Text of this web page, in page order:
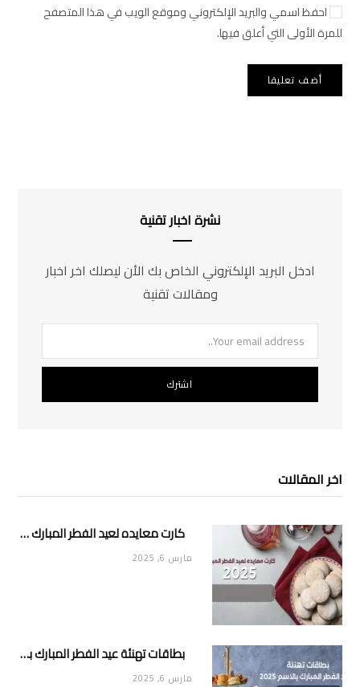
احفظ اسمي والبريد الإلكتروني وموقع الويب في هذا المتصفح
للمرة الأولى التي أعلق فيها.
نشرة اخبار تقنية
ادخل البريد الإلكتروني الخاص بك الأن ليصلك اخر اخبار
ومقالات تقنية
اخر المقالات
كارت معايده لعيد الفطر المبارك 2025
مارس 6, 2025
بطاقات تهنئة عيد الفطر المبارك بالاسم 2025
مارس 6, 2025